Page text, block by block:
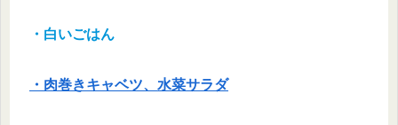
・白いごはん
・肉巻きキャベツ、水菜サラダ